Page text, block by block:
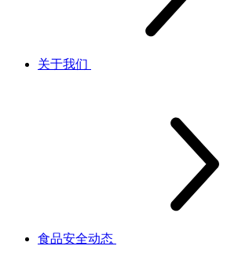
关于我们
食品安全动态